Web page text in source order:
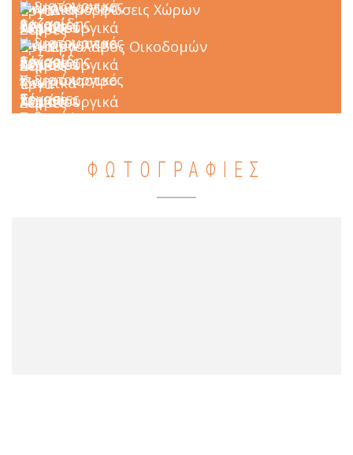
Διαμορφώσεις Χώρων
Εργολάβος Οικοδομών
ΦΩΤΟΓΡΑΦΙΕΣ